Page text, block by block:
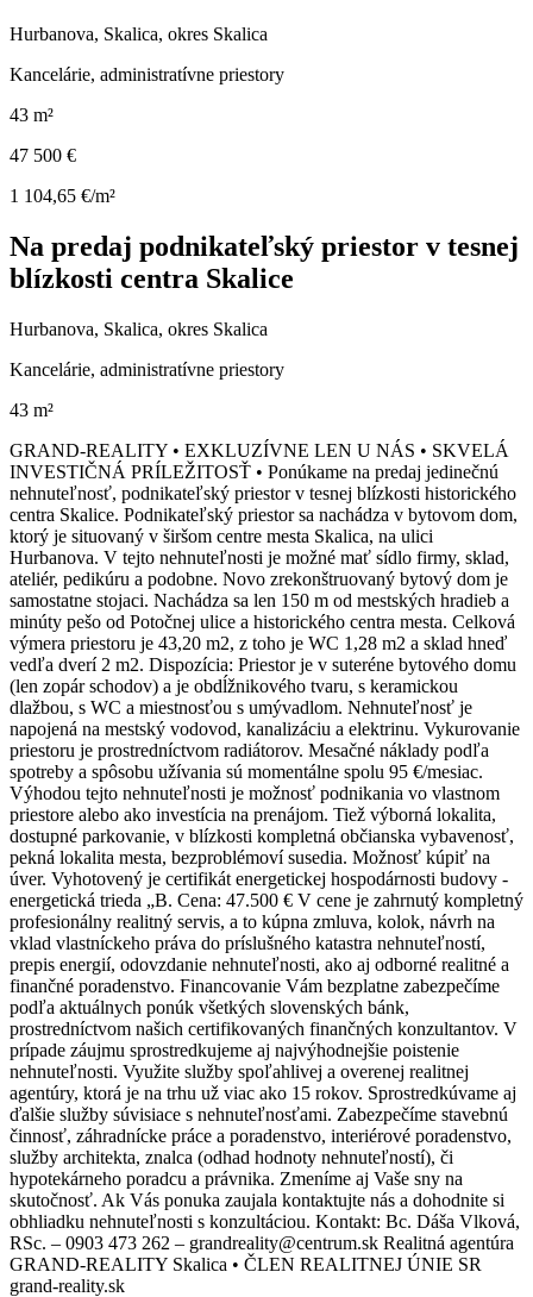
Hurbanova, Skalica, okres Skalica
Kancelárie, administratívne priestory
43 m²
47 500 €
1 104,65 €/m²
Na predaj podnikateľský priestor v tesnej
blízkosti centra Skalice
Hurbanova, Skalica, okres Skalica
Kancelárie, administratívne priestory
43 m²
GRAND-REALITY • EXKLUZÍVNE LEN U NÁS • SKVELÁ
INVESTIČNÁ PRÍLEŽITOSŤ • Ponúkame na predaj jedinečnú
nehnuteľnosť, podnikateľský priestor v tesnej blízkosti historického
centra Skalice. Podnikateľský priestor sa nachádza v bytovom dom,
ktorý je situovaný v širšom centre mesta Skalica, na ulici
Hurbanova. V tejto nehnuteľnosti je možné mať sídlo firmy, sklad,
ateliér, pedikúru a podobne. Novo zrekonštruovaný bytový dom je
samostatne stojaci. Nachádza sa len 150 m od mestských hradieb a
minúty pešo od Potočnej ulice a historického centra mesta. Celková
výmera priestoru je 43,20 m2, z toho je WC 1,28 m2 a sklad hneď
vedľa dverí 2 m2. Dispozícia: Priestor je v suteréne bytového domu
(len zopár schodov) a je obdĺžnikového tvaru, s keramickou
dlažbou, s WC a miestnosťou s umývadlom. Nehnuteľnosť je
napojená na mestský vodovod, kanalizáciu a elektrinu. Vykurovanie
priestoru je prostredníctvom radiátorov. Mesačné náklady podľa
spotreby a spôsobu užívania sú momentálne spolu 95 €/mesiac.
Výhodou tejto nehnuteľnosti je možnosť podnikania vo vlastnom
priestore alebo ako investícia na prenájom. Tiež výborná lokalita,
dostupné parkovanie, v blízkosti kompletná občianska vybavenosť,
pekná lokalita mesta, bezproblémoví susedia. Možnosť kúpiť na
úver. Vyhotovený je certifikát energetickej hospodárnosti budovy -
energetická trieda „B. Cena: 47.500 € V cene je zahrnutý kompletný
profesionálny realitný servis, a to kúpna zmluva, kolok, návrh na
vklad vlastníckeho práva do príslušného katastra nehnuteľností,
prepis energií, odovzdanie nehnuteľnosti, ako aj odborné realitné a
finančné poradenstvo. Financovanie Vám bezplatne zabezpečíme
podľa aktuálnych ponúk všetkých slovenských bánk,
prostredníctvom našich certifikovaných finančných konzultantov. V
prípade záujmu sprostredkujeme aj najvýhodnejšie poistenie
nehnuteľnosti. Využite služby spoľahlivej a overenej realitnej
agentúry, ktorá je na trhu už viac ako 15 rokov. Sprostredkúvame aj
ďalšie služby súvisiace s nehnuteľnosťami. Zabezpečíme stavebnú
činnosť, záhradnícke práce a poradenstvo, interiérové poradenstvo,
služby architekta, znalca (odhad hodnoty nehnuteľností), či
hypotekárneho poradcu a právnika. Zmeníme aj Vaše sny na
skutočnosť. Ak Vás ponuka zaujala kontaktujte nás a dohodnite si
obhliadku nehnuteľnosti s konzultáciou. Kontakt: Bc. Dáša Vlková,
RSc. – 0903 473 262 – grandreality@centrum.sk Realitná agentúra
GRAND-REALITY Skalica • ČLEN REALITNEJ ÚNIE SR
grand-reality.sk